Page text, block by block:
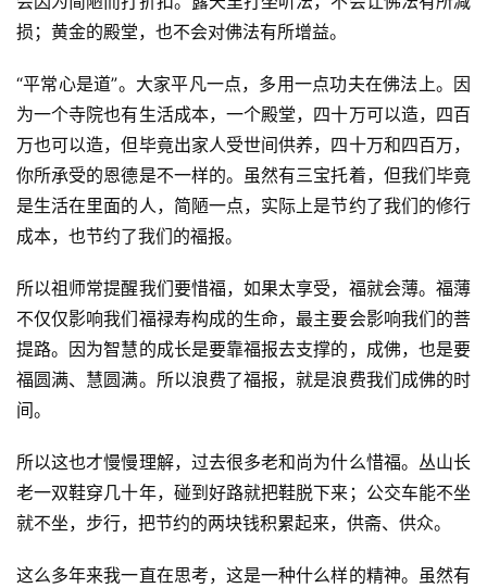
谈
心
乐
菩
提
专
题
公
益
慈
善
教
人
物
寺
登录 注册
损；黄金的殿堂，也不会对佛法有所增益。
“平常心是道”。大家平凡一点，多用一点功夫在佛法上。因
为一个寺院也有生活成本，一个殿堂，四十万可以造，四百
万也可以造，但毕竟出家人受世间供养，四十万和四百万，
你所承受的恩德是不一样的。虽然有三宝托着，但我们毕竟
是生活在里面的人，简陋一点，实际上是节约了我们的修行
成本，也节约了我们的福报。
所以祖师常提醒我们要惜福，如果太享受，福就会薄。福薄
不仅仅影响我们福禄寿构成的生命，最主要会影响我们的菩
提路。因为智慧的成长是要靠福报去支撑的，成佛，也是要
福圆满、慧圆满。所以浪费了福报，就是浪费我们成佛的时
间。
所以这也才慢慢理解，过去很多老和尚为什么惜福。丛山长
老一双鞋穿几十年，碰到好路就把鞋脱下来；公交车能不坐
就不坐，步行，把节约的两块钱积累起来，供斋、供众。
这么多年来我一直在思考，这是一种什么样的精神。虽然有